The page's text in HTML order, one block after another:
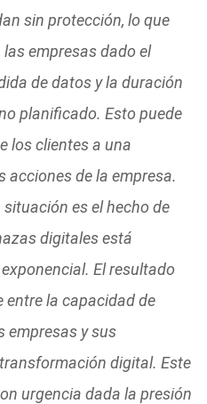
sin protección, lo que
empresas dado el
de datos y la duración
planificado. Esto puede
los clientes a una
acciones de la empresa.
es el hecho de
digitales está
El resultado
entre la capacidad de
empresas y sus
digital. Este
urgencia dada la presión